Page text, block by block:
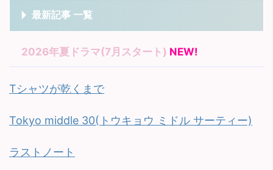
最新記事 一覧
2026年夏ドラマ(7月スタート) NEW!
Tシャツが乾くまで
Tokyo middle 30(トウキョウ ミドル サーティー)
ラストノート